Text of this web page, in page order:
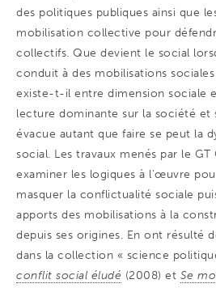
des politiques publiques ainsi que
mobilisation collective pour
collectifs. Que devient le social
conduit à des mobilisations
existe-t-il entre dimension sociale
lecture dominante sur la société et
évacue autant que faire se peut la
social. Les travaux menés par le
examiner les logiques à l’œuvre
masquer la conflictualité sociale
apports des mobilisations à la
depuis ses origines. En ont résulté
dans la collection « science
conflit social éludé (2008) et Se